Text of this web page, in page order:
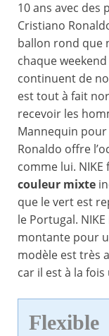
10 ans avec
Cristiano
ballon rond que
chaque
continuent de
est tout à fait
recevoir les
Mannequin
Ronaldo offre
comme lui. NIKE
couleur mixte
que le vert est
le Portugal.
montante pour
modèle est très
car il est à la
Flexible